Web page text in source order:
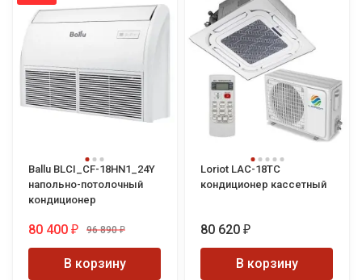
Ballu BLCI_CF-18HN1_24Y
напольно-потолочный
кондиционер
80 400 ₽ 96 890 ₽
В корзину
Loriot LAC-18TC
кондиционер кассетный
80 620 ₽
В корзину